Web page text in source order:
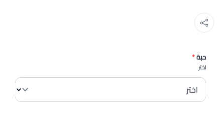
حبة*
اختر